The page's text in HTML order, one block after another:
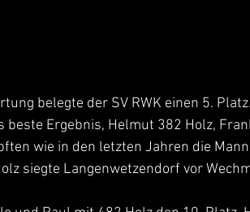
belegte der SV RWK einen 5.
beste Ergebnis, Helmut 382 Holz,
wie in den letzten Jahren die
siegte Langenwetzendorf vor